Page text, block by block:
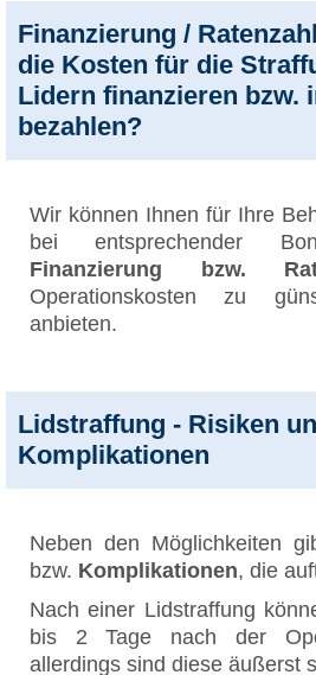
Finanzierung /
die Kosten für die
Lidern finanzieren bzw.
bezahlen?
Wir können Ihnen für Ihre
bei entsprechender
Finanzierung bzw.
Operationskosten zu
anbieten.
Lidstraffung - Risiken
Komplikationen
Neben den Möglichkeiten
bzw. Komplikationen, die
Nach einer Lidstraffung
bis 2 Tage nach der
allerdings sind diese äußerst